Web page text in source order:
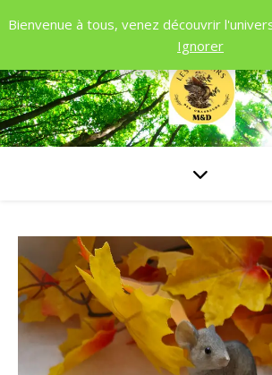
Bienvenue à tous, venez découvrir
Ignorer